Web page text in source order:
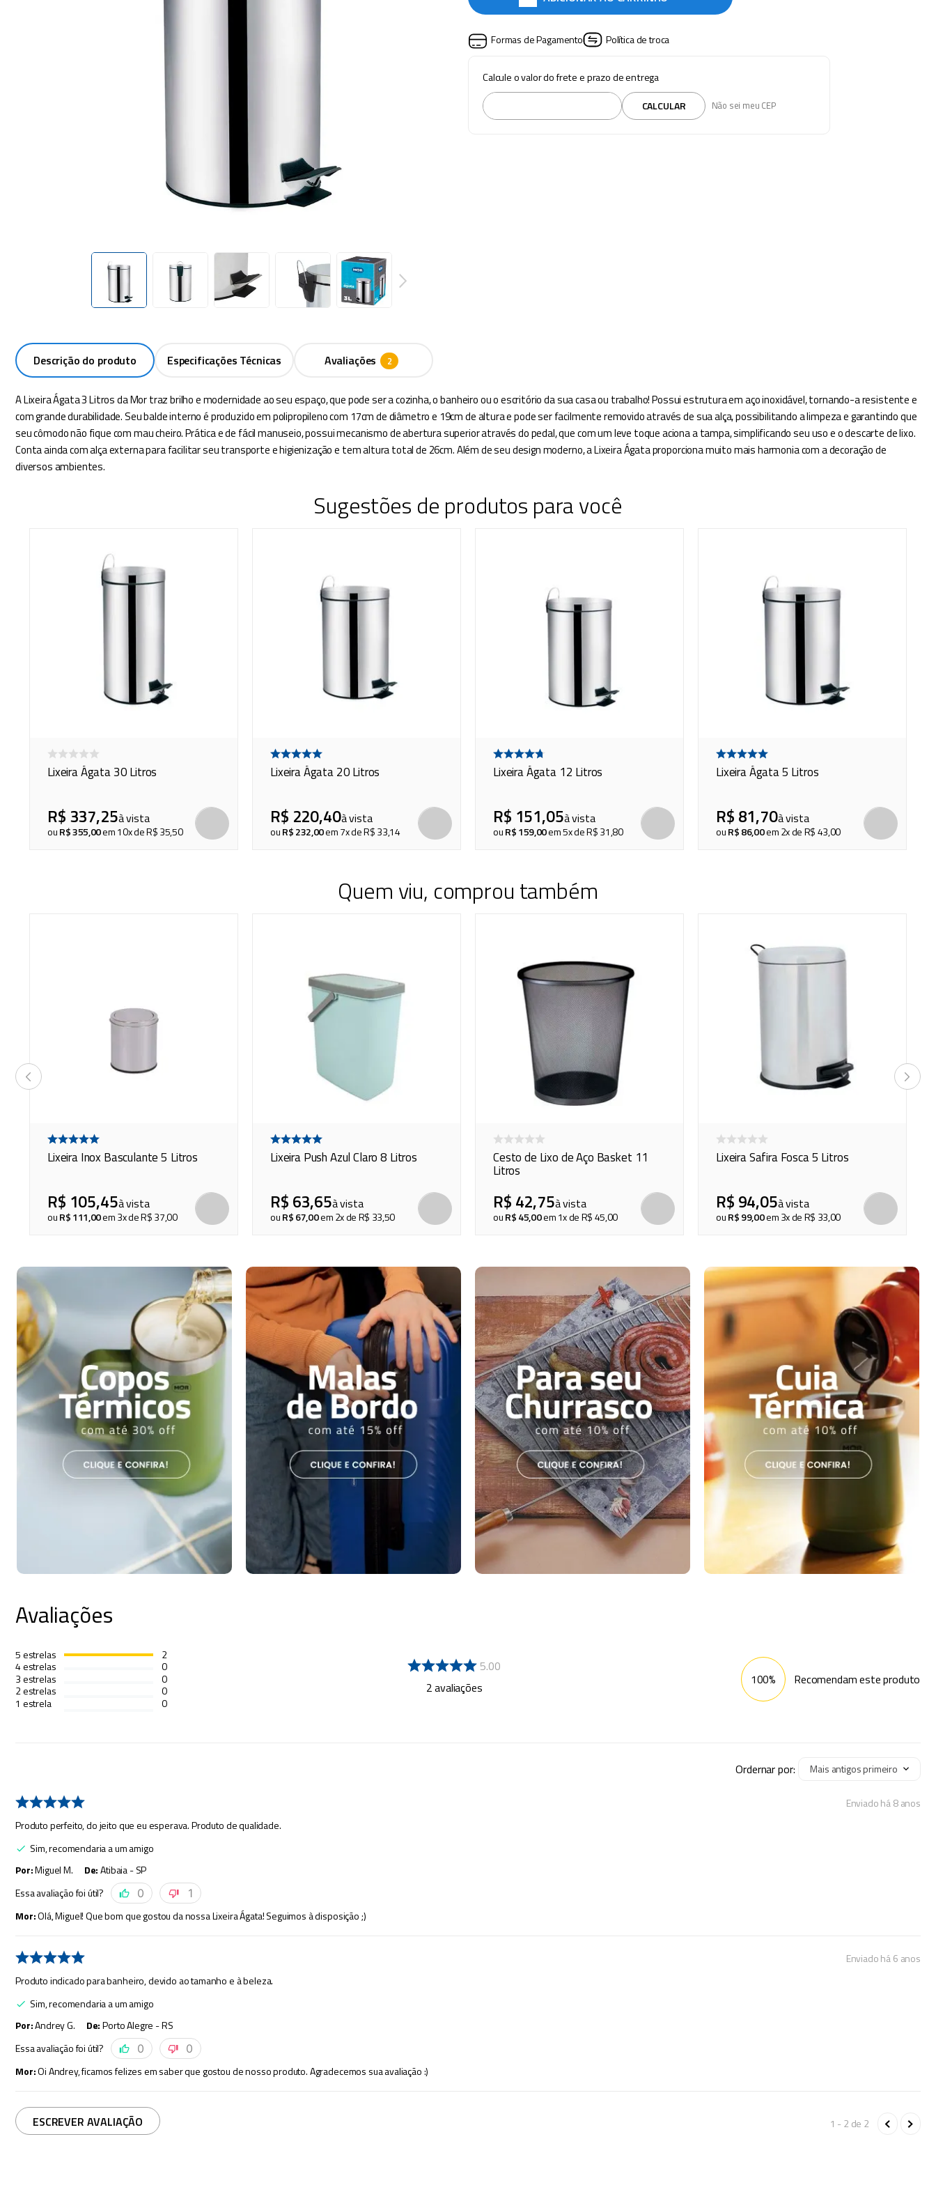
Formas de Pagamento Política de troca
Calcule o valor do frete e prazo de entrega
Não sei meu CEP
CALCULAR
Descrição do produto Especificações Técnicas Avaliações
A Lixeira Ágata 3 Litros da Mor traz brilho e modernidade ao seu espaço, que pode ser a cozinha, o banheiro ou o escritório da sua casa ou trabalho! Possui estrutura em aço inoxidável, tornando-a resistente e
com grande durabilidade. Seu balde interno é produzido em polipropileno com 17cm de diâmetro e 19cm de altura e pode ser facilmente removido através de sua alça, possibilitando a limpeza e garantindo que
seu cômodo não fique com mau cheiro. Prática e de fácil manuseio, possui mecanismo de abertura superior através do pedal, que com um leve toque aciona a tampa, simplificando seu uso e o descarte de lixo.
Conta ainda com alça externa para facilitar seu transporte e higienização e tem altura total de 26cm. Além de seu design moderno, a Lixeira Ágata proporciona muito mais harmonia com a decoração de
diversos ambientes.
Sugestões de produtos para você
Lixeira Ágata 30 Litros
R$ 337,25à vista
ouR$355,00em10x deR$35,50
COMPRAR
Lixeira Ágata 20 Litros
R$ 220,40à vista
ouR$232,00em7x deR$33,14
Lixeira Ágata 12 Litros
R$ 151,05à vista
ouR$159,00em5x deR$31,80
Lixeira Ágata 5 Litros
R$ 81,70à vista
ouR$86,00em2x deR$43,00
Quem viu, comprou também
COMPRAR COMPRAR COMPRAR
Lixeira Inox Basculante 5 Litros
R$ 105,45à vista
ouR$111,00em3x deR$37,00
COMPRAR
Lixeira Push Azul Claro 8 Litros
R$ 63,65à vista
ouR$67,00em2x deR$ 33,50
Cesto de Lixo de Aço Basket 11
Litros
R$ 42,75à vista
ouR$45,00em1x deR$45,00
Lixeira Safira Fosca 5 Litros
R$ 94,05à vista
ouR$99,00em3x deR$ 33,00
Avaliações
5estrelas
4estrelas
3estrelas
2estrelas
1 estrela
2
0
0
0
0
5.00
2avaliações 100% Recomendam este produto
Ordernar por: Mais antigos primeiro
Enviado há8 anos
Produto perfeito, do jeito que eu esperava. Produto de qualidade.
Sim, recomendaria a um amigo
Por:Miguel M. De:Atibaia - SP
Essa avaliação foi útil?
0 1
Mor:Olá, Miguel! Que bom que gostou da nossa Lixeira Ágata! Seguimos à disposição ;)
Enviado há6 anos
Produto indicado para banheiro, devido ao tamanho e à beleza.
Sim, recomendaria a um amigo
Por:Andrey G. De:Porto Alegre - RS
Essa avaliação foi útil?
0 0
Mor:Oi Andrey, ficamos felizes em saber que gostou de nosso produto. Agradecemos sua avaliação :)
1 - 2 de 2
ESCREVER AVALIAÇÃO